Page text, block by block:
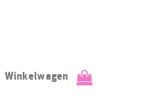
Winkelwagen